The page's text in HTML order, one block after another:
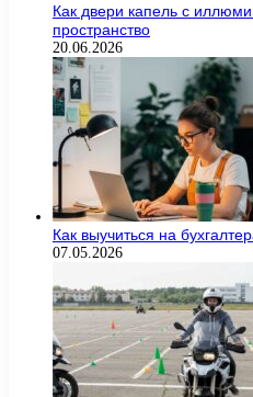
Как двери капель с
пространство
20.06.2026
Как выучиться на
07.05.2026